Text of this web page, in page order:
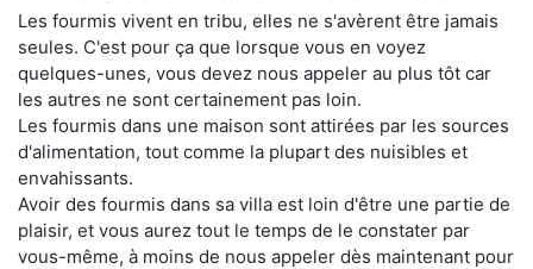
Les fourmis vivent en tribu, elles ne s'avèrent être jamais
seules. C'est pour ça que lorsque vous en voyez
quelques-unes, vous devez nous appeler au plus tôt car
les autres ne sont certainement pas loin.
Les fourmis dans une maison sont attirées par les sources
d'alimentation, tout comme la plupart des nuisibles et
envahissants.
Avoir des fourmis dans sa villa est loin d'être une partie de
plaisir, et vous aurez tout le temps de le constater par
vous-même, à moins de nous appeler dès maintenant pour